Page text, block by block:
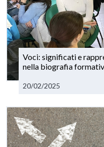
Voci: significati e
nella biografia
20/02/2025